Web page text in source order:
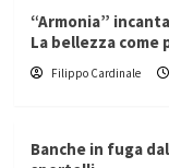
“Armonia”
La bellezza
Filippo Cardinale
Banche in fuga